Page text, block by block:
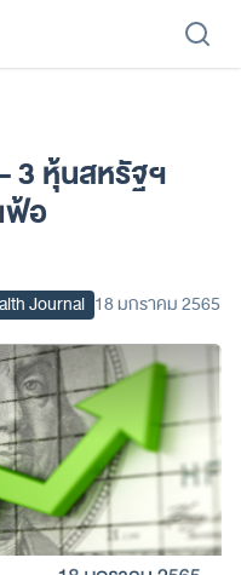
3 หุ้นสหรัฐฯ
ฟ้อ
Journal 18 มกราคม 2565